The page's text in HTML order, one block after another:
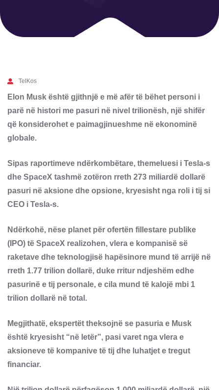
TelKos
Elon Musk është gjithnjë e më afër të bëhet personi i
parë në histori me pasuri në nivel trilionësh, një shifër
që konsiderohet e paimagjinueshme në ekonominë
globale.
Sipas raportimeve ndërkombëtare, themeluesi i Tesla-s
dhe SpaceX tashmë zotëron rreth 273 miliardë dollarë
pasuri në aksione dhe opsione, kryesisht nga roli i tij si
CEO i Tesla-s.
Ndërkohë, nëse planet për ofertën fillestare publike
(IPO) të SpaceX realizohen, vlera e kompanisë së
raketave dhe teknologjisë hapësinore mund të arrijë në
rreth 1.77 trilion dollarë, duke rritur ndjeshëm edhe
pasurinë e tij personale, e cila mund të kalojë mbi 1
trilion dollarë në total.
Megjithatë, ekspertët theksojnë se pasuria e Musk
është kryesisht “në letër”, pasi varet nga vlera e
aksioneve të kompanive të tij dhe luhatjet e tregut
financiar.